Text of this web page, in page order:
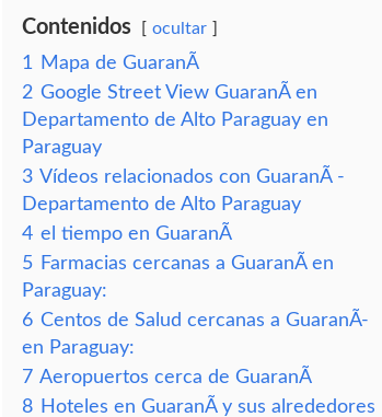
Contenidos ocultar
1
Mapa de GuaranÃ­
2 Google Street View GuaranÃ­ en
Departamento de Alto Paraguay en
Paraguay
3 Vídeos relacionados con GuaranÃ­ -
Departamento de Alto Paraguay
4 el tiempo en GuaranÃ­
5 Farmacias cercanas a GuaranÃ­ en
Paraguay:
6 Centos de Salud cercanas a GuaranÃ­
en Paraguay:
7 Aeropuertos cerca de GuaranÃ­
8 Hoteles en GuaranÃ­ y sus alrededores